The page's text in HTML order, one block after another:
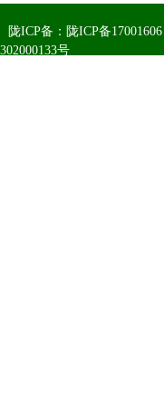
ICP备： 陇ICP备17001606
号